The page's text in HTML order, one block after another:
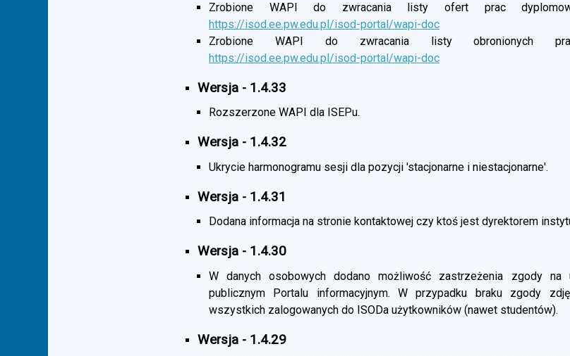
Zrobione WAPI do zwracania listy ofert prac
https://isod.ee.pw.edu.pl/isod-portal/wapi-doc
Zrobione WAPI do zwracania listy obronionych prac
https://isod.ee.pw.edu.pl/isod-portal/wapi-doc
Wersja - 1.4.33
Rozszerzone WAPI dla ISEPu.
Wersja - 1.4.32
Ukrycie harmonogramu sesji dla pozycji 'stacjonarne i niestacjonarne'.
Wersja - 1.4.31
Dodana informacja na stronie kontaktowej czy ktoś jest dyrektorem
Wersja - 1.4.30
W danych osobowych dodano możliwość zastrzeżenia zgody na
publicznym Portalu informacyjnym. W przypadku braku zgody
wszystkich zalogowanych do ISODa użytkowników (nawet studentów).
Wersja - 1.4.29